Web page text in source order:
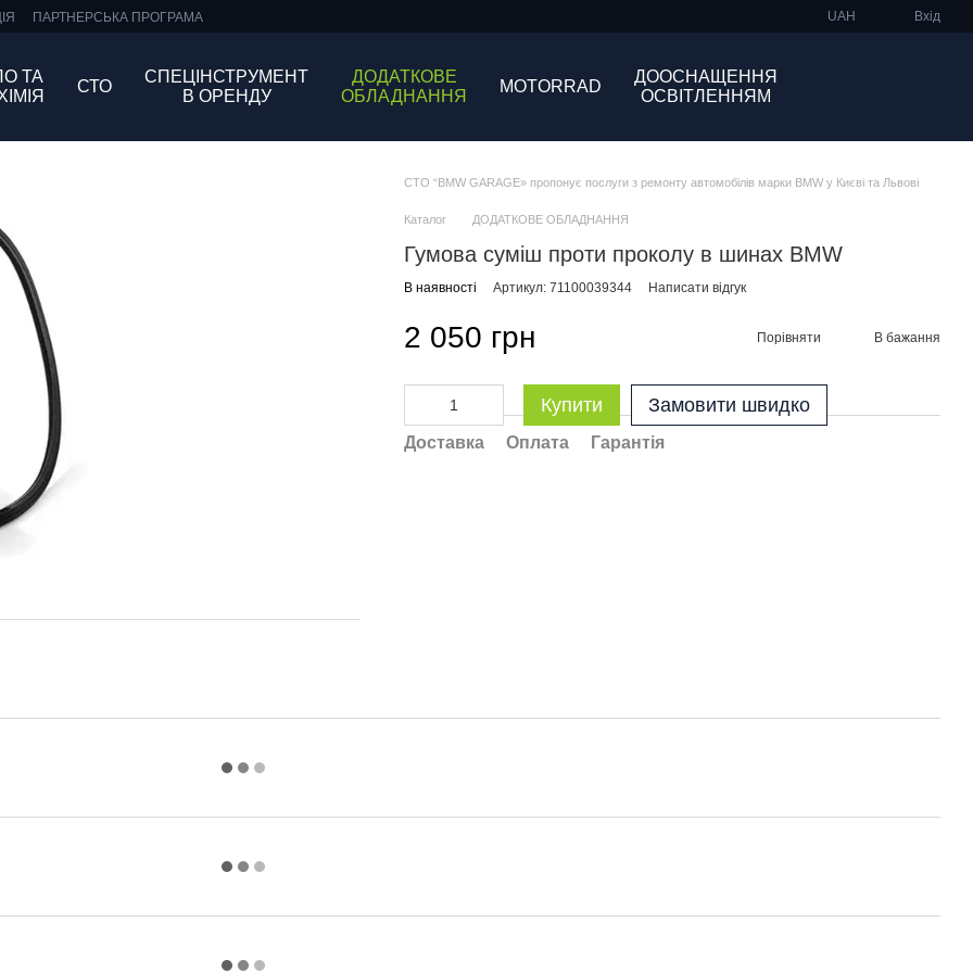
ПАРТНЕРСЬКА ПРОГРАМА UAH Вхід
ТА
СТО
СПЕЦІНСТРУМЕНТ
В ОРЕНДУ
ДОДАТКОВЕ
ОБЛАДНАННЯ
MOTORRAD
ДООСНАЩЕННЯ
ОСВІТЛЕННЯМ
СТО “BMW GARAGE» пропонує послуги з ремонту автомобілів марки BMW у Києві та Львові
Каталог ДОДАТКОВЕ ОБЛАДНАННЯ
Гумова суміш проти проколу в шинах BMW
В наявності Артикул: 71100039344 Написати відгук
2 050 грн Порівняти В бажання
Купити Замовити швидко
Доставка Оплата Гарантія